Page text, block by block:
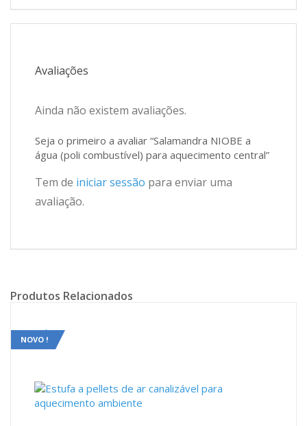
Avaliações
Ainda não existem avaliações.
Seja o primeiro a avaliar “Salamandra NIOBE a
água (poli combustível) para aquecimento central”
Tem de iniciar sessão para enviar uma
avaliação.
Produtos Relacionados
Sale!
NOVO !